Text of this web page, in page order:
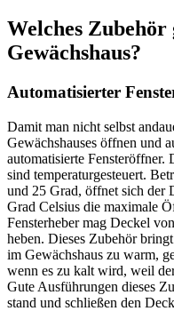
Welches
Gewächshaus?
Automatisierter
Damit man nicht selbst
Gewächshauses öffnen und
automatisierte Fensteröffner.
sind temperaturgesteuert.
und 25 Grad, öffnet sich der
Grad Celsius die maximale
Fensterheber mag Deckel
heben. Dieses Zubehör
im Gewächshaus zu warm,
wenn es zu kalt wird, weil
Gute Ausführungen dieses
stand und schließen den